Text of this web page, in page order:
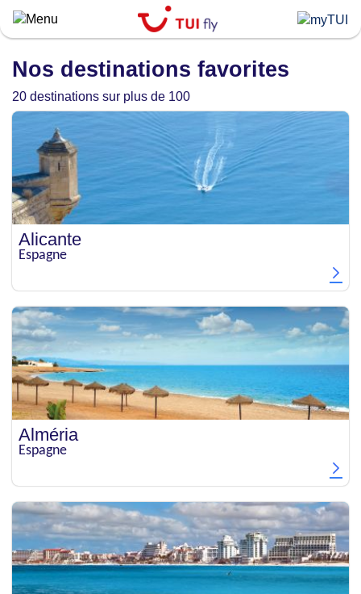
Skip
to
content
Nos destinations favorites
20 destinations sur plus de 100
Alicante
Espagne
Alméria
Espagne